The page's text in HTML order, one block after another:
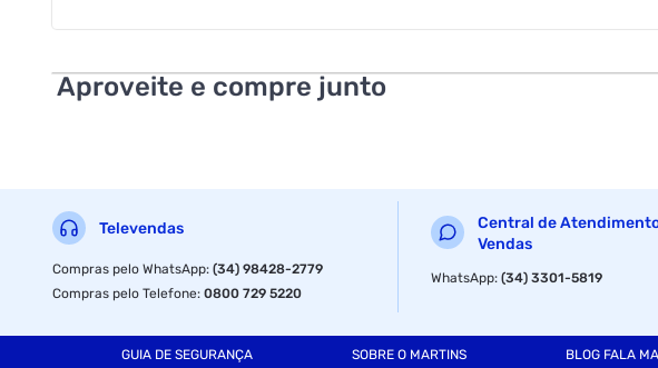
Aproveite e compre junto
Televendas
Compras pelo WhatsApp:(34) 98428-2779
Compras pelo Telefone:0800 729 5220
Central de
Vendas
WhatsApp:(34) 3301-5819
GUIA DE SEGURANÇA SOBRE O MARTINS BLOG FALA